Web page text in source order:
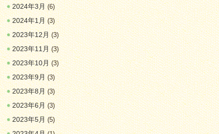
2024年3月(6)
2024年1月(3)
2023年12月(3)
2023年11月(3)
2023年10月(3)
2023年9月(3)
2023年8月(3)
2023年6月(3)
2023年5月(5)